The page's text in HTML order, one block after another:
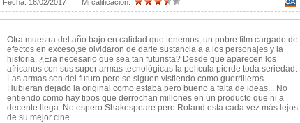
Fecha: 16/02/2017 Mi calificación:
Otra muestra del año bajo en calidad que tenemos, un pobre film cargado de
efectos en exceso,se olvidaron de darle sustancia a a los personajes y la
historia. ¿Era necesario que sea tan futurista? Desde que aparecen los
africanos con sus super armas tecnológicas la película pierde toda seriedad.
Las armas son del futuro pero se siguen vistiendo como guerrilleros.
Hubieran dejado la original como estaba pero bueno a falta de ideas... No
entiendo como hay tipos que derrochan millones en un producto que ni a
decente llega. No espero Shakespeare pero Roland esta cada vez más lejos
de su mejor cine.